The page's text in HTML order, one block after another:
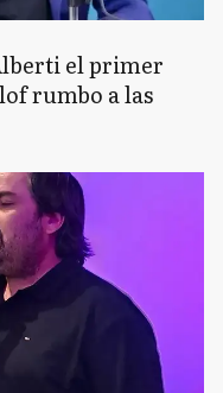
el primer
rumbo a las